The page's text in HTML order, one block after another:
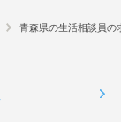
青森県の生活相談員の